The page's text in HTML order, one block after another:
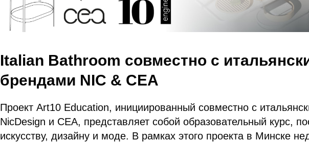
Italian Bathroom совместно с
брендами NIC & CEA
Проект Art10 Education, инициированный совместно с
NicDesign и CEA, представляет собой образовательный курс,
искусству, дизайну и моде. В рамках этого проекта в Минске